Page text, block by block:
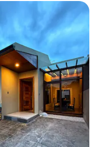
3 omdömen